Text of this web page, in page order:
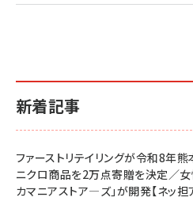
2億円を売り上げ
小さな会社は戦略
￥1,815
anan(アンアン
anan(アンアン
anan(アンアン
年後半、あなたの
￥880
ベインキャピタル
ルな本質」
￥2,750
新着記事
ファーストリテイリングが令和8年
ニクロ商品を2万点寄贈を決定／女
カマニアストア―ズ」が開発【ネッ担